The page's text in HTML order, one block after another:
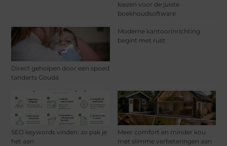
kiezen voor de juiste
boekhoudsoftware
Direct geholpen door een spoed
tandarts Gouda
Moderne kantoorinrichting
begint met rust
SEO keywords vinden: zo pak je
het aan
Meer comfort en minder kou
met slimme verbeteringen aan